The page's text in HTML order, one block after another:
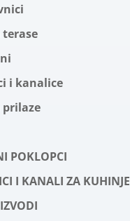
i kanalice
prilaze
POKLOPCI
I KANALI ZA KUHINJE